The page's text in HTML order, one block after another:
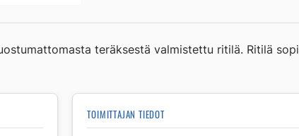
teräksestä valmistettu ritilä. Ritilä
TOIMITTAJAN TIEDOT